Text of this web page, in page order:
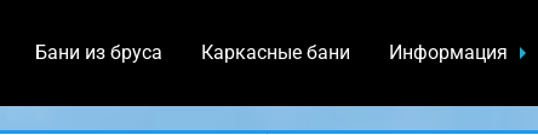
Бани из бруса Каркасные бани Информация